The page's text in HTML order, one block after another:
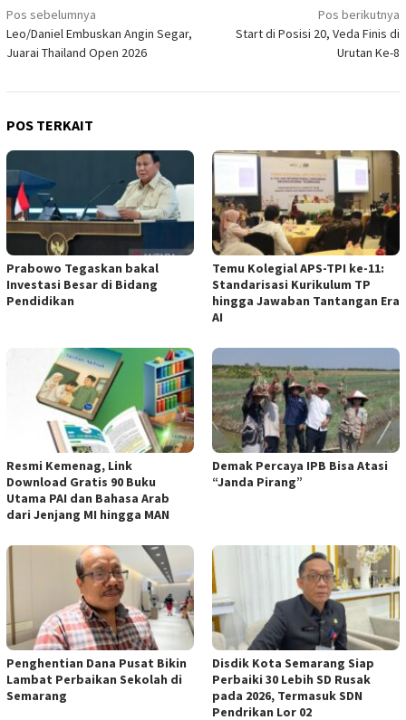
Navigasi
pos
Pos sebelumnya
Leo/Daniel Embuskan Angin Segar,
Juarai Thailand Open 2026
Pos berikutnya
Start di Posisi 20, Veda Finis di
Urutan Ke-8
POS TERKAIT
Prabowo Tegaskan bakal
Investasi Besar di Bidang
Pendidikan
Temu Kolegial APS-TPI ke-11:
Standarisasi Kurikulum TP
hingga Jawaban Tantangan Era
AI
Resmi Kemenag, Link
Download Gratis 90 Buku
Utama PAI dan Bahasa Arab
dari Jenjang MI hingga MAN
Demak Percaya IPB Bisa Atasi
“Janda Pirang”
Penghentian Dana Pusat Bikin
Lambat Perbaikan Sekolah di
Semarang
Disdik Kota Semarang Siap
Perbaiki 30 Lebih SD Rusak
pada 2026, Termasuk SDN
Pendrikan Lor 02